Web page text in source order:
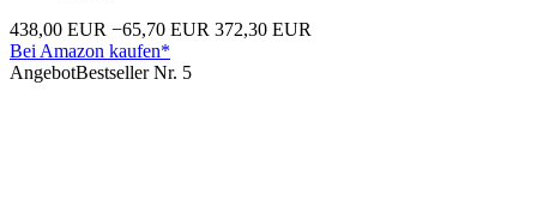
438,00 EUR −65,70 EUR 372,30 EUR
Bei Amazon kaufen*
AngebotBestseller Nr. 5